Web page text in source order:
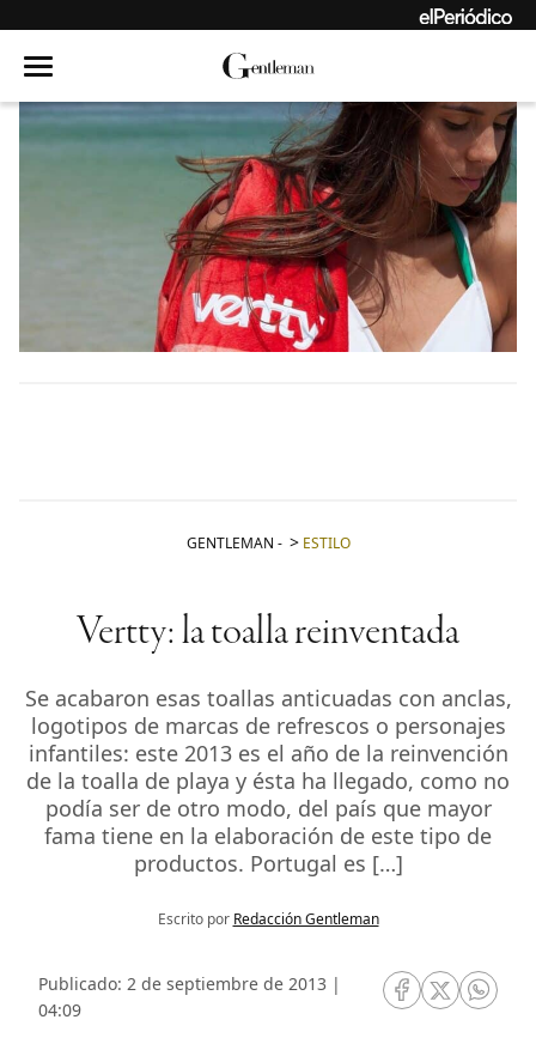
GENTLEMAN - ESTILO
Vertty: la toalla reinventada
Se acabaron esas toallas anticuadas con anclas,
logotipos de marcas de refrescos o personajes
infantiles: este 2013 es el año de la reinvención
de la toalla de playa y ésta ha llegado, como no
podía ser de otro modo, del país que mayor
fama tiene en la elaboración de este tipo de
productos. Portugal es […]
Escrito por Redacción Gentleman
Publicado: 2 de septiembre de 2013 |
04:09
RRSS Facebook
RRSSRRSS